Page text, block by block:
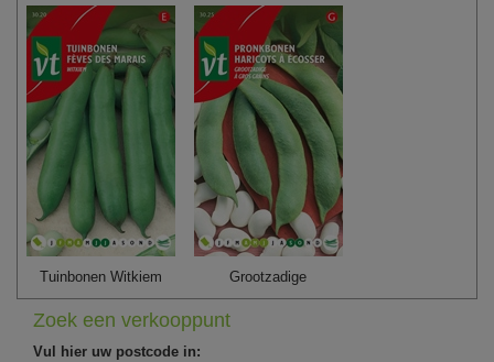
Tuinbonen Witkiem Grootzadige
Zoek een verkooppunt
Vul hier uw postcode in: